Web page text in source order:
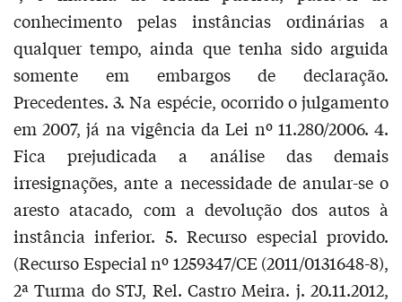
conhecimento pelas instâncias ordinárias a
qualquer tempo, ainda que tenha sido arguida
somente em embargos de declaração.
Precedentes. 3. Na espécie, ocorrido o julgamento
em 2007, já na vigência da Lei nº 11.280/2006. 4.
Fica prejudicada a análise das demais
irresignações, ante a necessidade de anular-se o
aresto atacado, com a devolução dos autos à
instância inferior. 5. Recurso especial provido.
(Recurso Especial nº 1259347/CE (2011/0131648-8),
2ª Turma do STJ, Rel. Castro Meira. j. 20.11.2012,